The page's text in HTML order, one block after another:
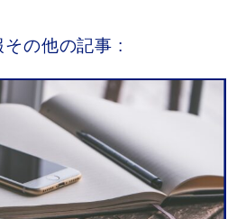
の他の記事 :